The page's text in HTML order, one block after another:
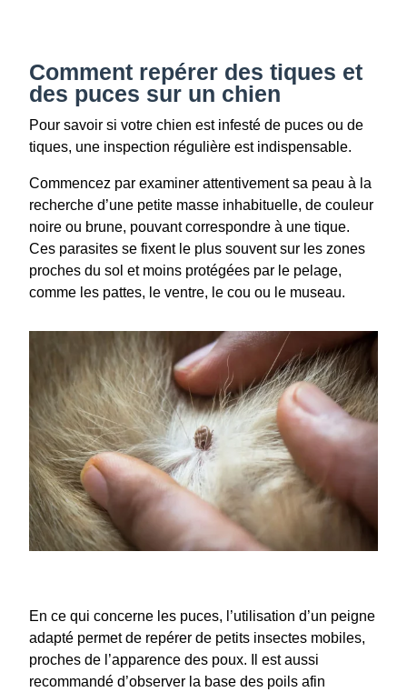
Comment repérer des tiques et
des puces sur un chien
Pour savoir si votre chien est infesté de puces ou de
tiques, une inspection régulière est indispensable.
Commencez par examiner attentivement sa peau à la
recherche d’une petite masse inhabituelle, de couleur
noire ou brune, pouvant correspondre à une tique.
Ces parasites se fixent le plus souvent sur les zones
proches du sol et moins protégées par le pelage,
comme les pattes, le ventre, le cou ou le museau.
En ce qui concerne les puces, l’utilisation d’un peigne
adapté permet de repérer de petits insectes mobiles,
proches de l’apparence des poux. Il est aussi
recommandé d’observer la base des poils afin